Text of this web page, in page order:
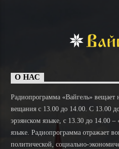
О НАС
Радиопрограмма «Вайгель» вещает
вещания с 13.00 до 14.00. C 13.00
эрзянском языке, с 13.30 до 14.00
языке. Радиопрограмма отражает
политической, социально-